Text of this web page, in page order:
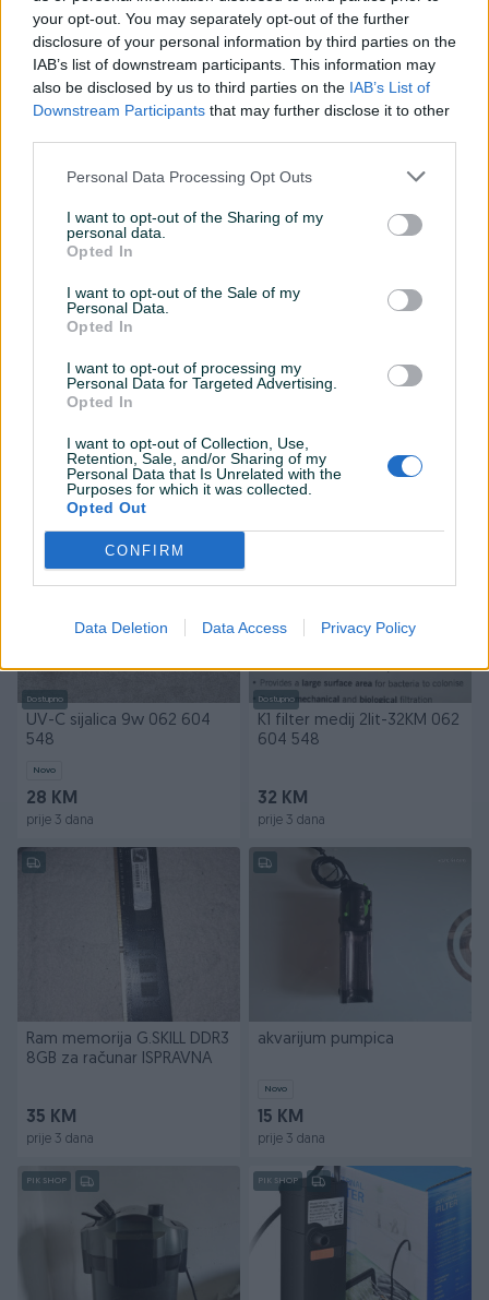
your opt-out. You may separately opt-out of the further
disclosure of your personal information by third parties on the
IAB’s list of downstream participants. This information may
also be disclosed by us to third parties on the IAB’s List of
Downstream Participants that may further disclose it to other
Personal Data Processing Opt Outs
I want to opt-out of the Sharing of my
personal data.
Opted In
I want to opt-out of the Sale of my
Personal Data.
Opted In
I want to opt-out of processing my
Personal Data for Targeted Advertising.
Opted In
I want to opt-out of Collection, Use,
Retention, Sale, and/or Sharing of my
Personal Data that Is Unrelated with the
Purposes for which it was collected.
Opted Out
CONFIRM
Data Deletion Data Access Privacy Policy
Dostupno
Potopna pumpa za
akvarijum fontanu jezerce
prije 2 dana
Dostupno
Extra filter za akvarijum
kanister TETRA EX 700
prije 3 dana
Wave maker za fontane ili
80 KM
prije 3 dana
PIK SHOP
548
Novo
55 KM
Dostupno
UV-C sijalica 9w 062 604
548
Novo
28 KM
prije 3 dana
Dostupno
K1 filter medij 2lit-32KM 062
604 548
32 KM
prije 3 dana
Ram memorija G.SKILL DDR3
8GB za računar ISPRAVNA
35 KM
prije 3 dana
akvarijum pumpica
Novo
15 KM
prije 3 dana
PIK SHOP PIK SHOP